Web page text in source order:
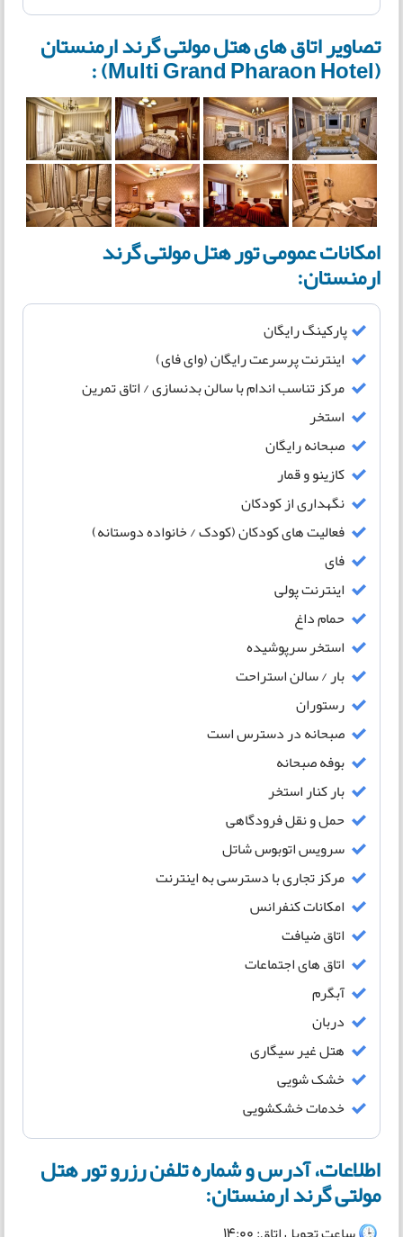
تصاویر اتاق های هتل مولتی گرند ارمنستان
(Multi Grand Pharaon Hotel) :
امکانات عمومی تور هتل مولتی گرند
ارمنستان:
پارکینگ رایگان
اینترنت پرسرعت رایگان (وای فای)
مرکز تناسب اندام با سالن بدنسازی / اتاق تمرین
استخر
صبحانه رایگان
کازینو و قمار
نگهداری از کودکان
فعالیت های کودکان (کودک / خانواده دوستانه)
فای
اینترنت پولی
حمام داغ
استخر سرپوشیده
بار / سالن استراحت
رستوران
صبحانه در دسترس است
بوفه صبحانه
بار کنار استخر
حمل و نقل فرودگاهی
سرویس اتوبوس شاتل
مرکز تجاری با دسترسی به اینترنت
امکانات کنفرانس
اتاق ضیافت
اتاق های اجتماعات
آبگرم
دربان
هتل غیر سیگاری
خشک شویی
خدمات خشکشویی
اطلاعات، آدرس و شماره تلفن رزرو تور هتل
مولتی گرند ارمنستان: